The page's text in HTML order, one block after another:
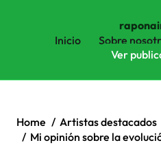
Inicio
Sobre
Ver
content
Home
Artistas destacados
Mi opinión sobre la